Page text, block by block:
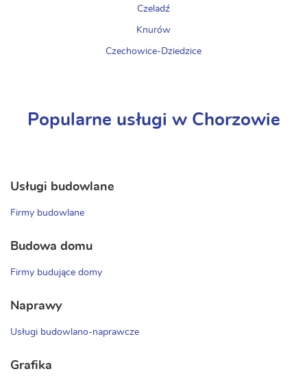
Czeladź
Knurów
Czechowice-Dziedzice
Popularne usługi w Chorzowie
Usługi budowlane
Firmy budowlane
Budowa domu
Firmy budujące domy
Naprawy
Usługi budowlano-naprawcze
Grafika